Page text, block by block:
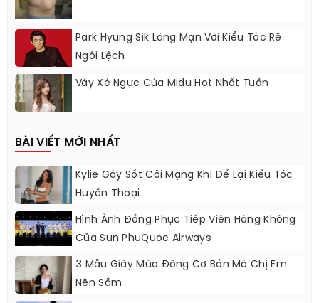
Park Hyung Sik Lãng Mạn Với Kiểu Tóc Rẽ
Ngôi Lệch
Váy Xẻ Ngực Của Midu Hot Nhất Tuần
BÀI VIẾT MỚI NHẤT
Kylie Gây Sốt Cõi Mạng Khi Để Lại Kiểu Tóc
Huyền Thoại
Hình Ảnh Đồng Phục Tiếp Viên Hàng Không
Của Sun PhuQuoc Airways
3 Mẫu Giày Mùa Đông Cơ Bản Mà Chị Em
Nên Sắm